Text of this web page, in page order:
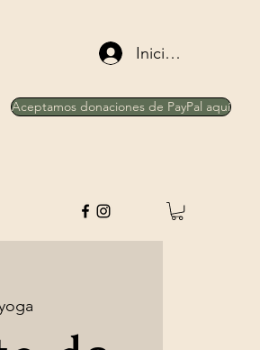
Iniciar sesión
Aceptamos donaciones de PayPal aquí